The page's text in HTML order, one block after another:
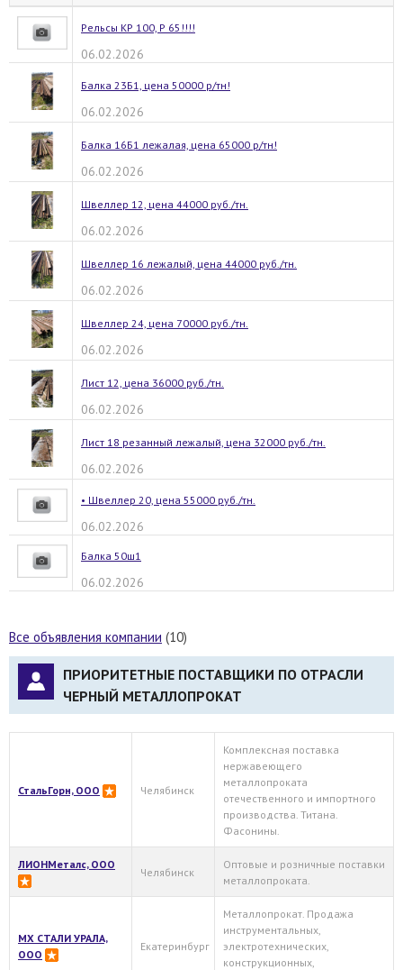
Рельсы КР 100, Р 65!!!!
06.02.2026
Балка 23Б1, цена 50000 р/тн!
06.02.2026
Балка 16Б1 лежалая, цена 65000 р/тн!
06.02.2026
Швеллер 12, цена 44000 руб./тн.
06.02.2026
Швеллер 16 лежалый, цена 44000 руб./тн.
06.02.2026
Швеллер 24, цена 70000 руб./тн.
06.02.2026
Лист 12, цена 36000 руб./тн.
06.02.2026
Лист 18 резанный лежалый, цена 32000 руб./тн.
06.02.2026
• Швеллер 20, цена 55000 руб./тн.
06.02.2026
Балка 50ш1
06.02.2026
Все объявления компании (10)
ПРИОРИТЕТНЫЕ ПОСТАВЩИКИ ПО ОТРАСЛИ
ЧЕРНЫЙ МЕТАЛЛОПРОКАТ
СтальГорн, ООО Челябинск
Комплексная поставка
нержавеющего
металлопроката
отечественного и импортного
производства. Титана.
Фасонины.
ЛИОНМеталс, ООО
Челябинск
Оптовые и розничные поставки
металлопроката.
МХ СТАЛИ УРАЛА,
ООО
Екатеринбург
Металлопрокат. Продажа
инструментальных,
электротехнических,
конструкционных,